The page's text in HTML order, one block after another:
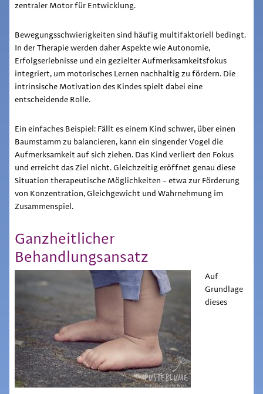
zentraler Motor für Entwicklung.
Bewegungsschwierigkeiten sind häufig multifaktoriell bedingt.
In der Therapie werden daher Aspekte wie Autonomie,
Erfolgserlebnisse und ein gezielter Aufmerksamkeitsfokus
integriert, um motorisches Lernen nachhaltig zu fördern. Die
intrinsische Motivation des Kindes spielt dabei eine
entscheidende Rolle.
Ein einfaches Beispiel: Fällt es einem Kind schwer, über einen
Baumstamm zu balancieren, kann ein singender Vogel die
Aufmerksamkeit auf sich ziehen. Das Kind verliert den Fokus
und erreicht das Ziel nicht. Gleichzeitig eröffnet genau diese
Situation therapeutische Möglichkeiten – etwa zur Förderung
von Konzentration, Gleichgewicht und Wahrnehmung im
Zusammenspiel.
Ganzheitlicher
Behandlungsansatz
Auf
Grundlage
dieses